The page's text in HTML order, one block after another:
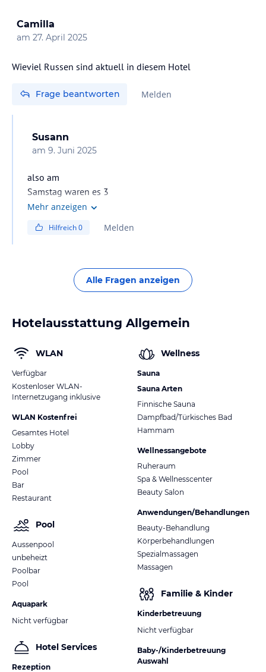
Camilla
am 27. April 2025
Wieviel Russen sind aktuell in diesem Hotel
Frage beantworten Melden
Susann
am 9. Juni 2025
also am
Samstag waren es 3
Mehr anzeigen
Hilfreich0 Melden
Alle Fragen anzeigen
Hotelausstattung Allgemein
WLAN
Verfügbar
Kostenloser WLAN-
Internetzugang inklusive
WLAN Kostenfrei
Gesamtes Hotel
Lobby
Zimmer
Pool
Bar
Restaurant
Pool
Aussenpool
unbeheizt
Poolbar
Pool
Aquapark
Nicht verfügbar
Hotel Services
Rezeption
Wellness
Sauna
Sauna Arten
Finnische Sauna
Dampfbad/Türkisches Bad
Hammam
Wellnessangebote
Ruheraum
Spa & Wellnesscenter
Beauty Salon
Anwendungen/Behandlungen
Beauty-Behandlung
Körperbehandlungen
Spezialmassagen
Massagen
Familie & Kinder
Kinderbetreuung
Nicht verfügbar
Baby-/Kinderbetreuung
Auswahl